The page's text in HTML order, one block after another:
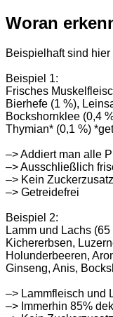
Woran
Beispielhaft sind
Beispiel 1:
Frisches
Bierhefe (1 %),
Bockshornklee (0,4
Thymian* (0,1 %)
–> Addiert man alle
–> Ausschließlich
–> Kein
–> Getreidefrei
Beispiel 2:
Lamm und Lachs
Kichererbsen,
Holunderbeeren,
Ginseng, Anis,
–> Lammfleisch und
–> Immerhin 85%